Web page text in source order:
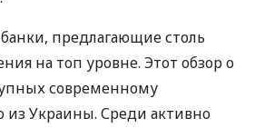
предлагающие столь
на топ уровне. Этот обзор о
современному
Украины. Среди активно